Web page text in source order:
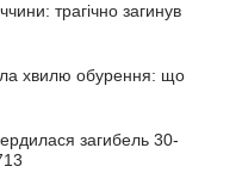
трагічно загинув
хвилю обурення: що
загибель 30-